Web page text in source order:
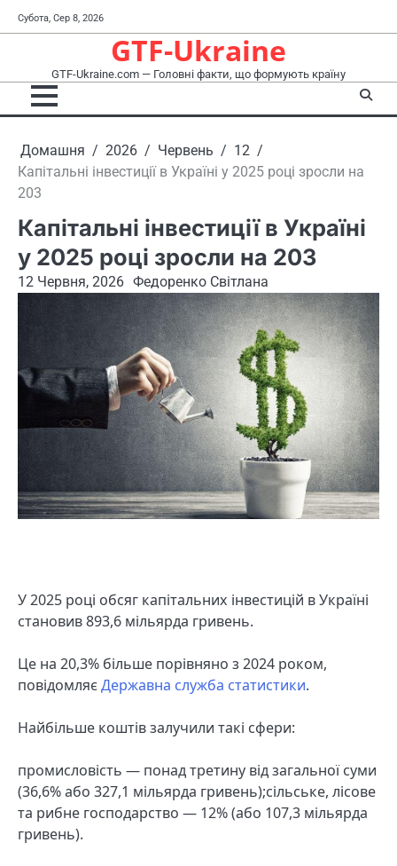
Перейти
до
Субота, Сер 8, 2026
GTF-Ukraine
GTF-Ukraine.com — Головні факти, що формують країну
Домашня 2026 Червень
12
Капітальні інвестиції в Україні у 2025 році зросли на
203
Капітальні інвестиції в Україні
у 2025 році зросли на 203
12 Червня, 2026 Федоренко Світлана
У 2025 році обсяг капітальних інвестицій в Україні
становив 893,6 мільярда гривень.
Це на 20,3% більше порівняно з 2024 роком,
повідомляєДержавна служба статистики.
Найбільше коштів залучили такі сфери:
промисловість — понад третину від загальної суми
(36,6% або 327,1 мільярда гривень);сільське, лісове
та рибне господарство — 12% (або 107,3 мільярда
гривень).